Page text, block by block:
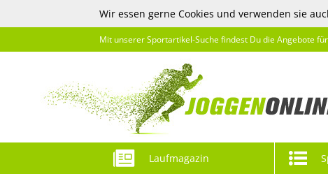
Wir essen gerne Cookies und verwenden sie
Mit unserer Sportartikel-Suche findest Du die Angebote
Laufmagazin